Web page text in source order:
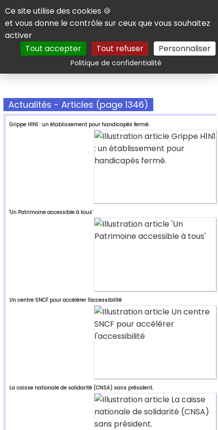
Panneau de gestion des cookies
Ce site utilise des cookies 🍪
et vous donne le contrôle sur ceux que vous souhaitez
activer
Tout accepter
Tout refuser Personnaliser
Politique de confidentialitéRechercher
Actualités - Articles (page 1346)
Grippe H1N1 : un établissement pour handicapés fermé.
'Un Patrimoine accessible à tous'
Un centre SNCF pour accélérer l'accessibilité
La caisse nationale de solidarité (CNSA) sans président.